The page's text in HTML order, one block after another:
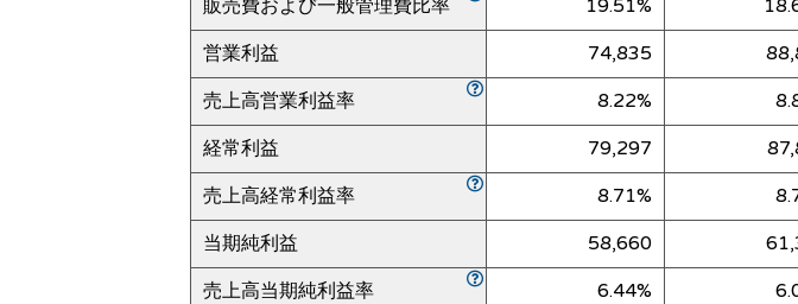
販売費および一般管理費比率
19.51%
営業利益
74,835
売上高営業利益率
8.22%
経常利益
79,297
売上高経常利益率
8.71%
当期純利益
58,660
売上高当期純利益率
6.44%